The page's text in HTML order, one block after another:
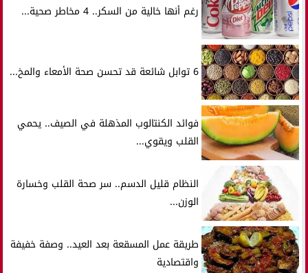
رغم أنها خالية من السكر.. 4 مخاطر صحية...
6 توابل شائعة قد تحسن صحة الأمعاء والمخ...
فوائد الكنتالوب المذهلة في الصيف.. يحمي
القلب ويقوي...
النظام قليل الدسم.. سر صحة القلب وخسارة
الوزن...
طريقة عمل المسقعة بعد العيد.. وصفة خفيفة
واقتصادية